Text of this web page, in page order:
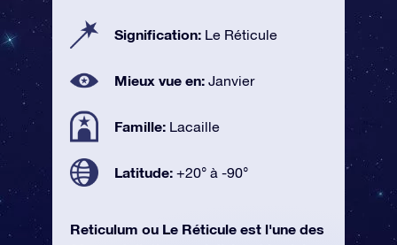
Signification: Le Réticule
Mieux vue en: Janvier
Famille: Lacaille
Latitude: +20° à -90°
Reticulum ou Le Réticule est l'une des